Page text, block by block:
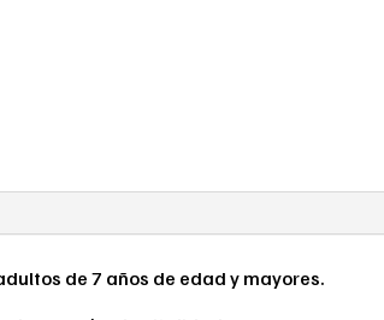
de 7 años de edad y mayores.